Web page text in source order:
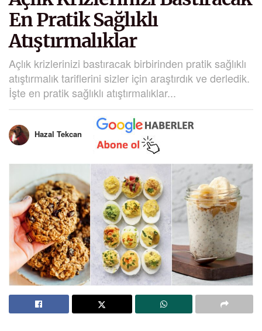
En Pratik Sağlıklı
Atıştırmalıklar
Açlık krizlerinizi bastıracak birbirinden pratik sağlıklı
atıştırmalık tariflerini sizler için araştırdık ve derledik.
İşte en pratik sağlıklı atıştırmalıklar...
Hazal Tekcan